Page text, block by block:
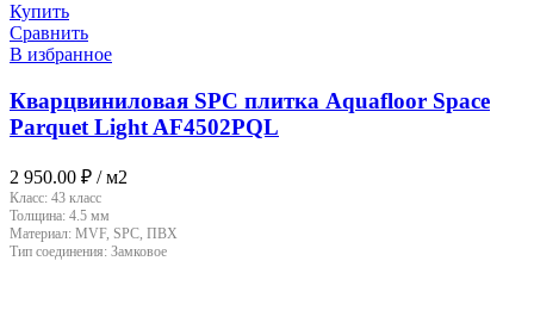
Купить
Сравнить
В избранное
Кварцвиниловая SPC плитка Aquafloor Space
Parquet Light AF4502PQL
2 950.00 ₽ / м2
Класс: 43 класс
Толщина: 4.5 мм
Материал: MVF, SPC, ПВХ
Тип соединения: Замковое